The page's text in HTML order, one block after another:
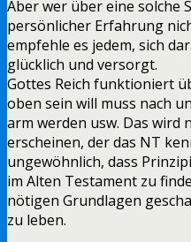
Aber wer über eine solche
persönlicher Erfahrung
empfehle es jedem, sich
glücklich und versorgt.
Gottes Reich funktioniert
oben sein will muss nach
arm werden usw. Das wird
erscheinen, der das NT
ungewöhnlich, dass
im Alten Testament zu
nötigen Grundlagen
zu leben.